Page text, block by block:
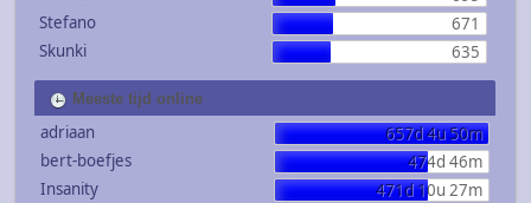
Stefano
671
Skunki
635
Meeste tijd online
adriaan
657d 4u 50m
bert-boefjes
474d 46m
Insanity
471d 10u 27m